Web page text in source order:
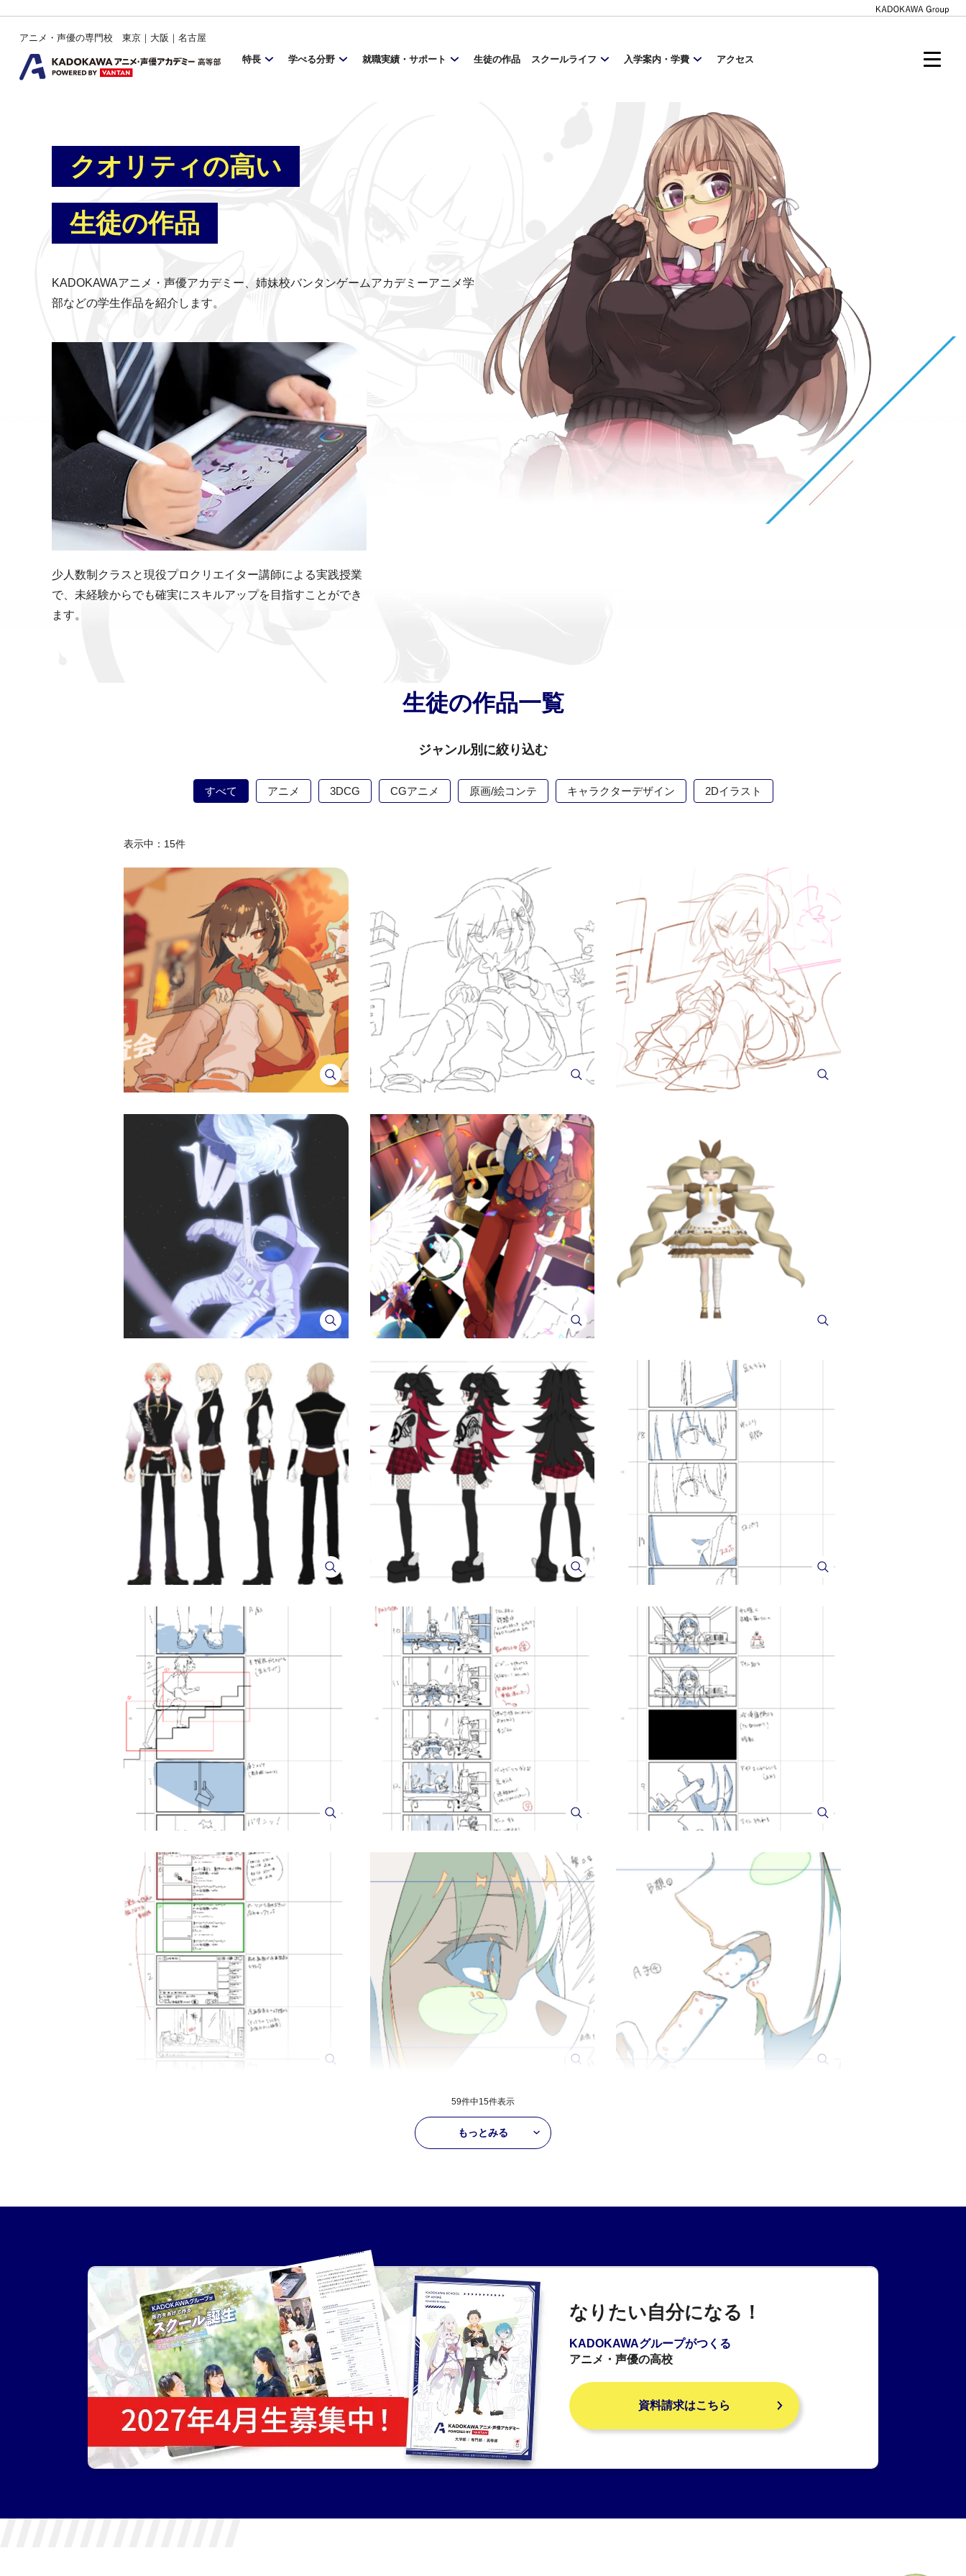
アニメ・声優の専門校 東京｜大阪｜名古屋
特長
学べる分野 就職実績・サポート 生徒の作品 スクールライフ 入学案内・学費 アクセス
クオリティの高い
生徒の作品
KADOKAWAアニメ・声優アカデミー、姉妹校バンタンゲームアカデミーアニメ学
部などの学生作品を紹介します。
少人数制クラスと現役プロクリエイター講師による実践授業
で、未経験からでも確実にスキルアップを目指すことができ
ます。
生徒の作品一覧
ジャンル別に絞り込む
すべて アニメ 3DCG CGアニメ 原画/絵コンテ キャラクターデザイン 2Dイラスト
表示中： 15件
59件中15件表示
もっとみる
なりたい自分になる！
KADOKAWAグループがつくる
アニメ・声優の高校
資料請求はこちら